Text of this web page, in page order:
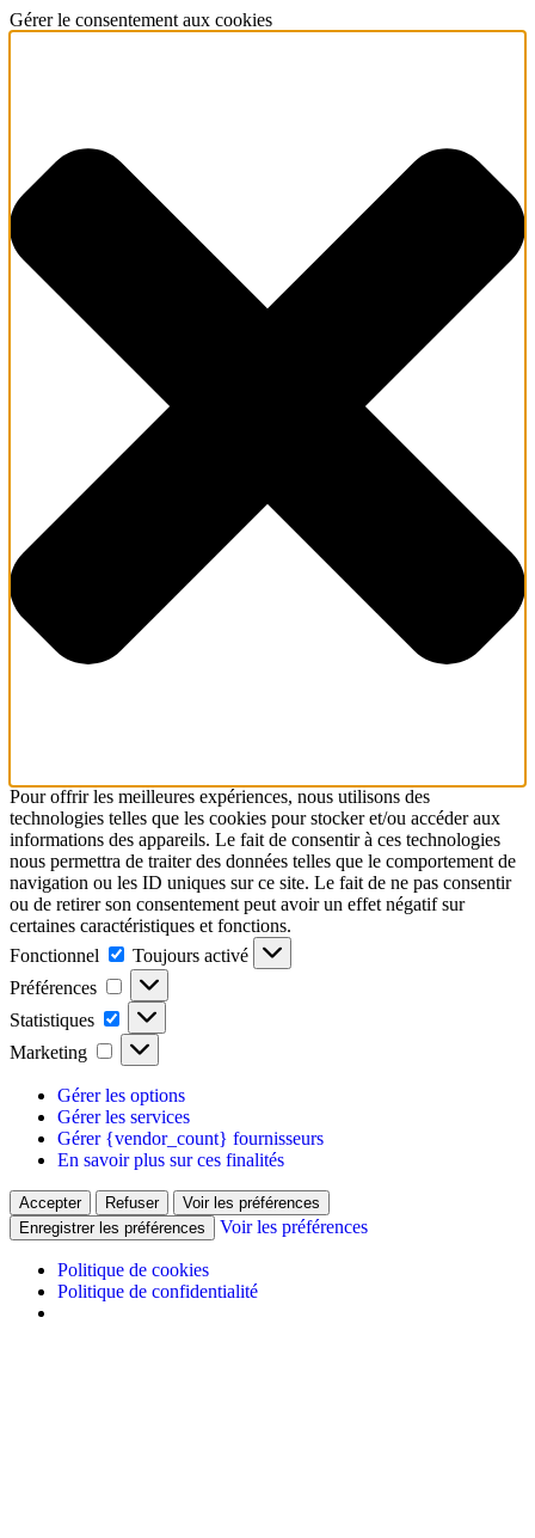
Gérer le consentement aux cookies
Pour offrir les meilleures expériences, nous utilisons des
technologies telles que les cookies pour stocker et/ou accéder aux
informations des appareils. Le fait de consentir à ces technologies
nous permettra de traiter des données telles que le comportement de
navigation ou les ID uniques sur ce site. Le fait de ne pas consentir
ou de retirer son consentement peut avoir un effet négatif sur
certaines caractéristiques et fonctions.
Fonctionnel
Toujours activé
Préférences
Statistiques
Marketing
Gérer les options
Gérer les services
Gérer {vendor_count} fournisseurs
En savoir plus sur ces finalités
Accepter Refuser
Voir les préférences
Enregistrer les préférences
Voir les préférences
Politique de cookies
Politique de confidentialité